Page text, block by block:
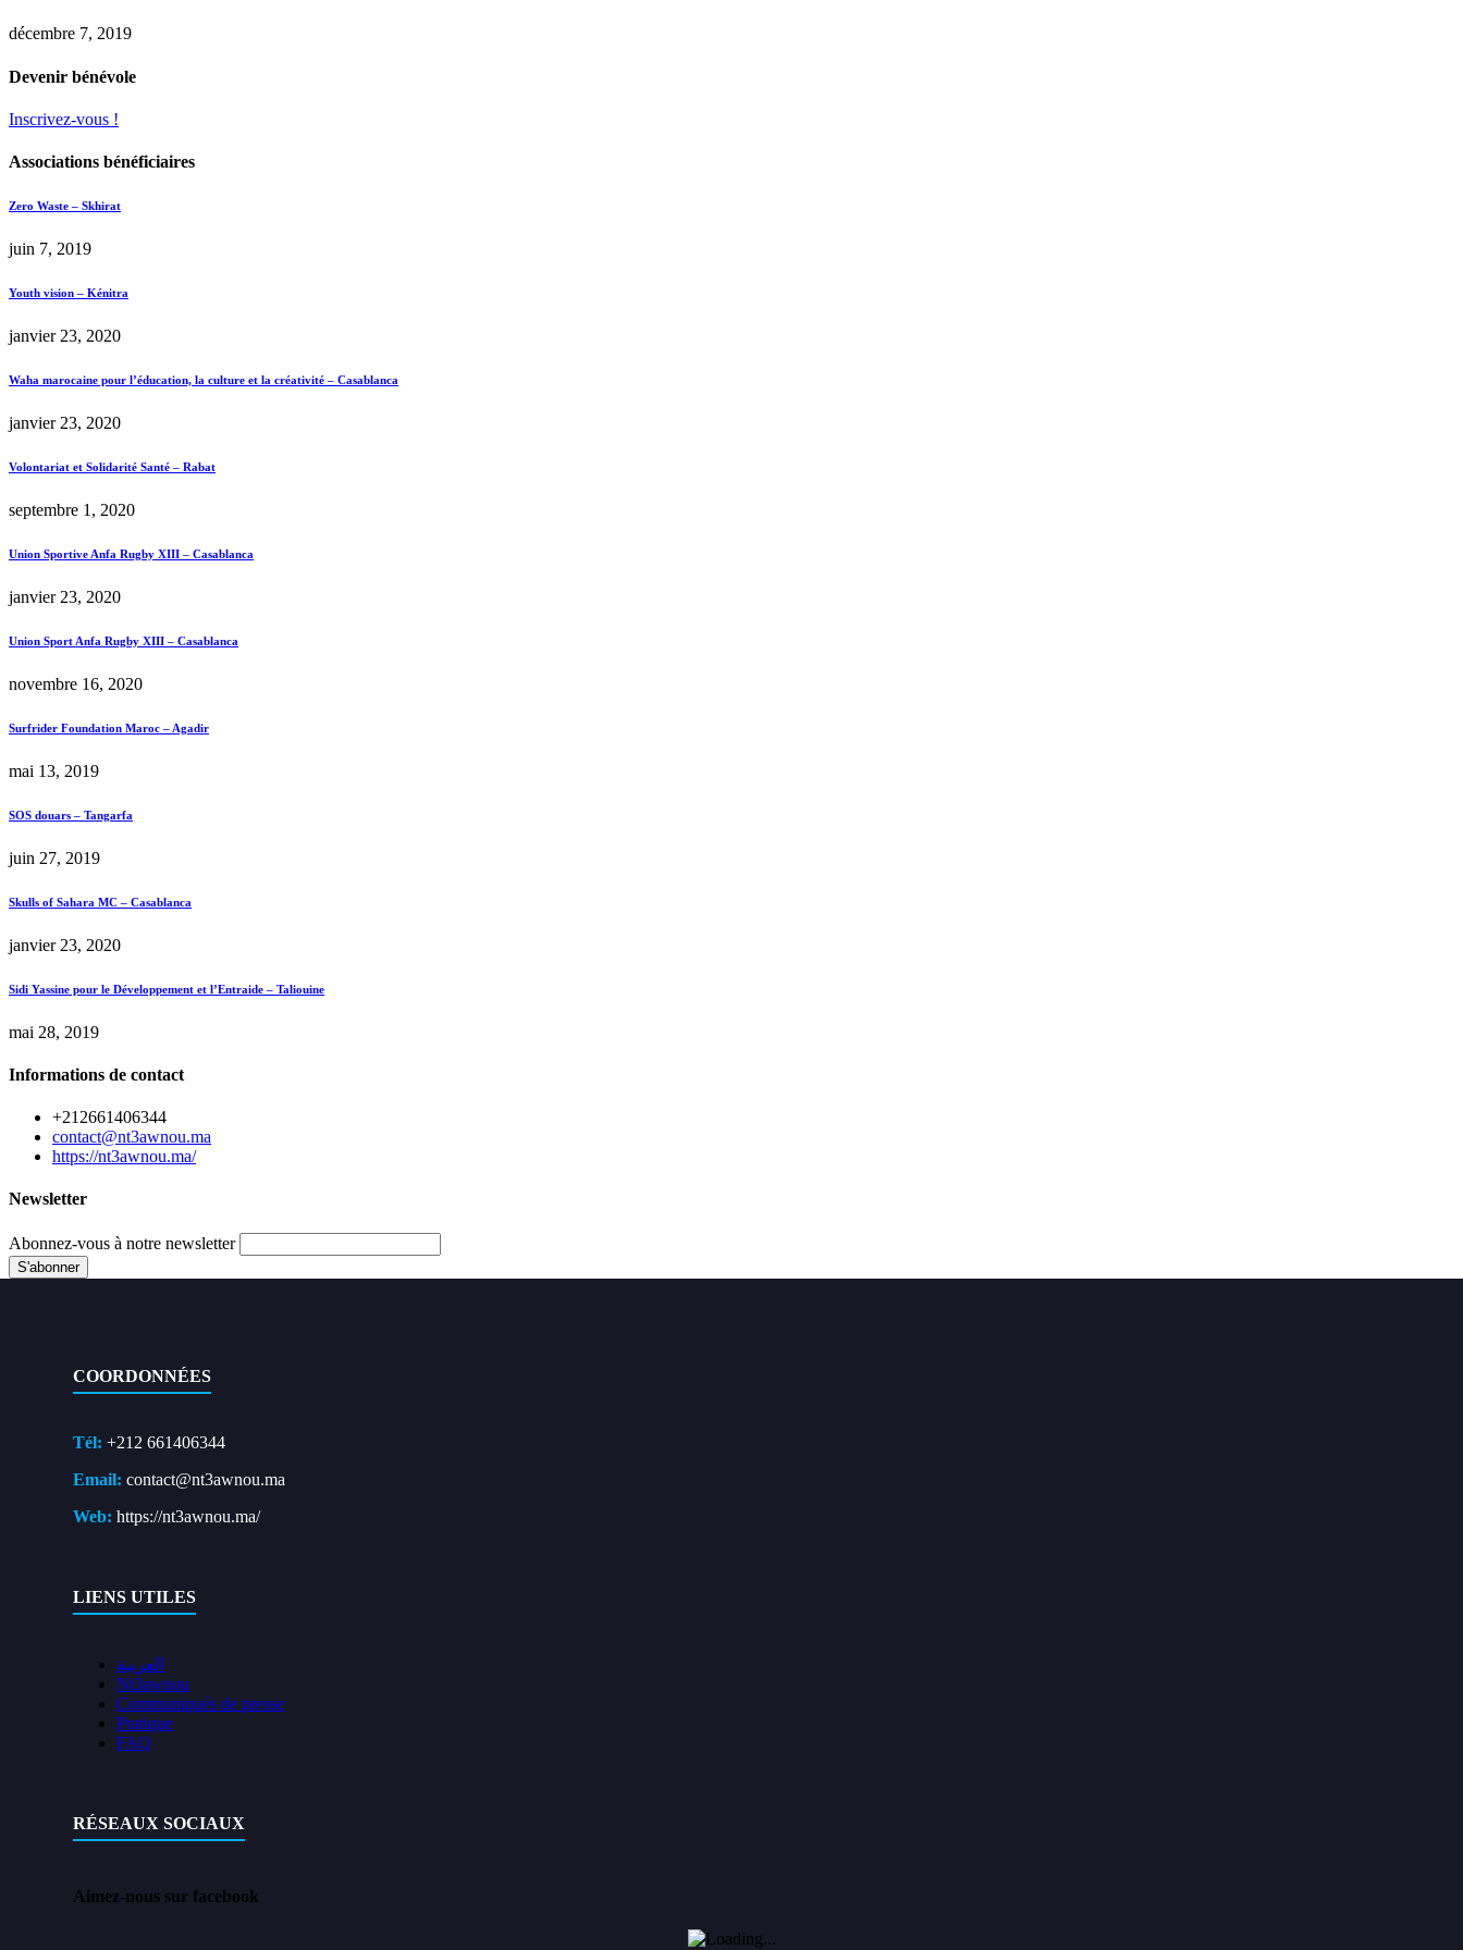
décembre 7, 2019
Devenir bénévole
Inscrivez-vous !
Associations bénéficiaires
Zero Waste – Skhirat
juin 7, 2019
Youth vision – Kénitra
janvier 23, 2020
Waha marocaine pour l’éducation, la culture et la créativité – Casablanca
janvier 23, 2020
Volontariat et Solidarité Santé – Rabat
septembre 1, 2020
Union Sportive Anfa Rugby XIII – Casablanca
janvier 23, 2020
Union Sport Anfa Rugby XIII – Casablanca
novembre 16, 2020
Surfrider Foundation Maroc – Agadir
mai 13, 2019
SOS douars – Tangarfa
juin 27, 2019
Skulls of Sahara MC – Casablanca
janvier 23, 2020
Sidi Yassine pour le Développement et l’Entraide – Taliouine
mai 28, 2019
Informations de contact
+212661406344
contact@nt3awnou.ma
https://nt3awnou.ma/
Newsletter
Abonnez-vous à notre newsletter
COORDONNÉES
Tél: +212 661406344
Email: contact@nt3awnou.ma
Web: https://nt3awnou.ma/
LIENS UTILES
العربية
Nt3awnou
Communiqués de presse
Pratique
FAQ
RÉSEAUX SOCIAUX
Aimez-nous sur facebook